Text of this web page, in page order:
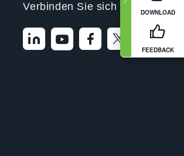
DOWNLOAD
FEEDBACK
Verbinden Sie sich mit uns